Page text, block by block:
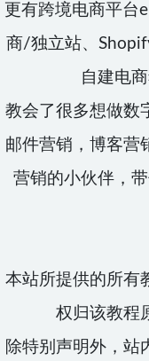
更有跨境电商平台
商/独立站、
自建电
教会了很多想做数
邮件营销，博客营
营销的小伙伴，
本站所提供的所有
权归该教程
除特别声明外，站